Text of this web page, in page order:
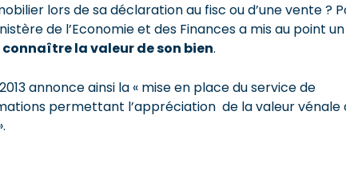
lors de sa déclaration au fisc ou d’une vente ?
de l’Economie et des Finances a mis au point
la valeur de son bien.
annonce ainsi la « mise en place du service de
permettant l’appréciation de la valeur vénale